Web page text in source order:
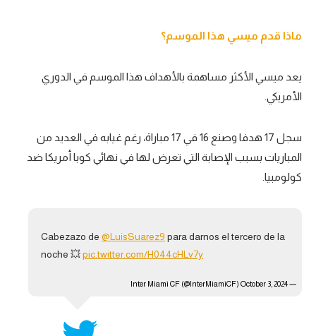
ماذا قدم ميسي هذا الموسم؟
يعد ميسي الأكثر مساهمة بالأهداف هذا الموسم في الدوري
الأمريكي.
سجل 17 هدفا وصنع 16 في 17 مباراة، رغم غيابه في العديد من
المباريات بسبب الإصابة التي تعرض لها في نهائي كوبا أمريكا ضد
كولومبيا.
Cabezazo de @LuisSuarez9 para darnos el tercero de la
noche 💥pic.twitter.com/H044cHLv7y
— Inter Miami CF (@InterMiamiCF)
October 3, 2024